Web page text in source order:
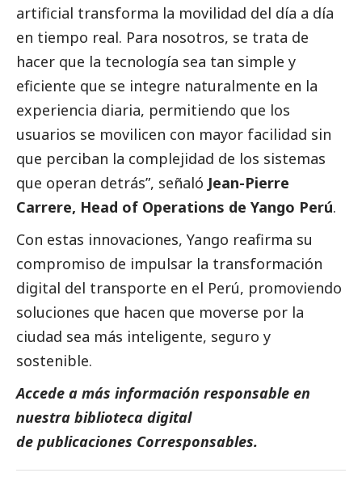
artificial transforma la movilidad del día a día
en tiempo real. Para nosotros, se trata de
hacer que la tecnología sea tan simple y
eficiente que se integre naturalmente en la
experiencia diaria, permitiendo que los
usuarios se movilicen con mayor facilidad sin
que perciban la complejidad de los sistemas
que operan detrás”, señaló Jean-Pierre
Carrere, Head of Operations de Yango Perú.
Con estas innovaciones, Yango reafirma su
compromiso de impulsar la transformación
digital del transporte en el Perú, promoviendo
soluciones que hacen que moverse por la
ciudad sea más inteligente, seguro y
sostenible.
Accede a más información responsable en
nuestra biblioteca digital
de publicaciones Corresponsables.